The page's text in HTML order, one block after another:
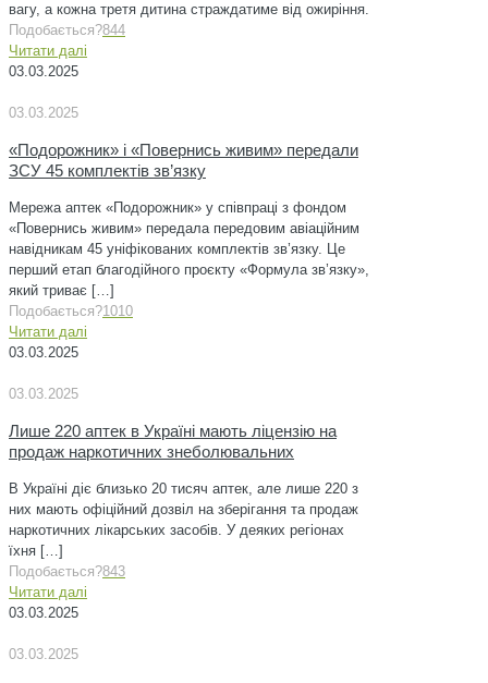
вагу, а кожна третя дитина страждатиме від ожиріння.
Подобається?844
Читати далі
03.03.2025
03.03.2025
«Подорожник» і «Повернись живим» передали
ЗСУ 45 комплектів зв’язку
Мережа аптек «Подорожник» у співпраці з фондом
«Повернись живим» передала передовим авіаційним
навідникам 45 уніфікованих комплектів зв’язку. Це
перший етап благодійного проєкту «Формула зв’язку»,
який триває […]
Подобається?1010
Читати далі
03.03.2025
03.03.2025
Лише 220 аптек в Україні мають ліцензію на
продаж наркотичних знеболювальних
В Україні діє близько 20 тисяч аптек, але лише 220 з
них мають офіційний дозвіл на зберігання та продаж
наркотичних лікарських засобів. У деяких регіонах
їхня […]
Подобається?843
Читати далі
03.03.2025
03.03.2025